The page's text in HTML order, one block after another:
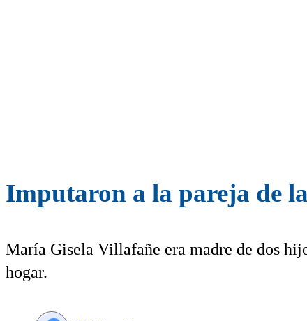
Imputaron a la pareja de
María Gisela Villafañe era madre de dos
hogar.